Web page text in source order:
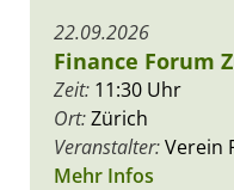
22.09.2026
Finance Forum
Zeit: 11:30 Uhr
Ort:Zürich
Veranstalter:Verein
Mehr Infos